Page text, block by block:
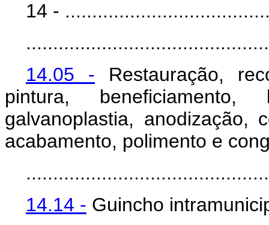
14 -
14.05 - Restauração,
pintura, beneficiamento,
galvanoplastia, anodização,
acabamento, polimento e
14.14 - Guincho